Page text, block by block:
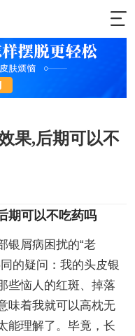
果,后期可以不
期可以不吃药吗
银屑病困扰的“老
的疑问：我的头皮银
些恼人的红斑、掉落
味着我就可以高枕无
能理解了。毕竟，长